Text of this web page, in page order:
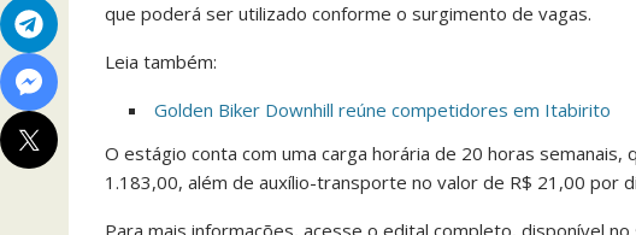
que poderá ser utilizado conforme o surgimento de vagas.
Leia também:
Golden Biker Downhill reúne competidores em Itabirito
O estágio conta com uma carga horária de 20 horas semanais,
1.183,00, além de auxílio-transporte no valor de R$ 21,00 por